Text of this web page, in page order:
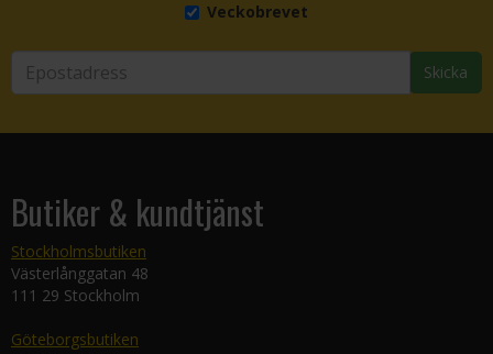
Veckobrevet
Skicka
Butiker & kundtjänst
Stockholmsbutiken
Västerlånggatan 48
111 29 Stockholm
Göteborgsbutiken